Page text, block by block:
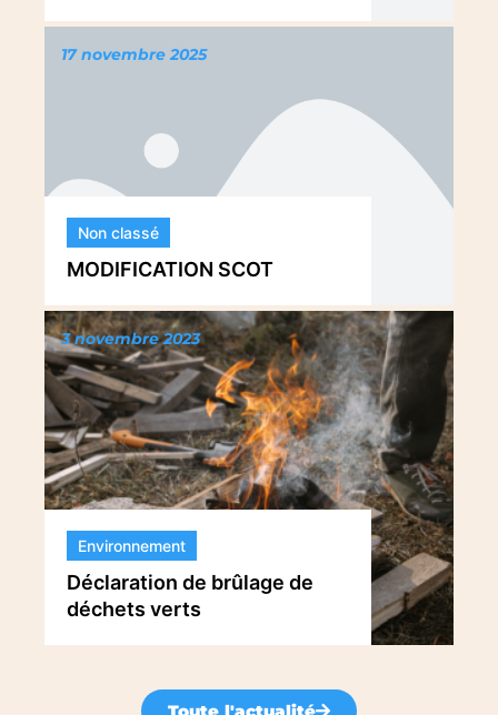
17 novembre 2025
Non classé
MODIFICATION SCOT
3 novembre 2023
Environnement
Déclaration de brûlage de
déchets verts